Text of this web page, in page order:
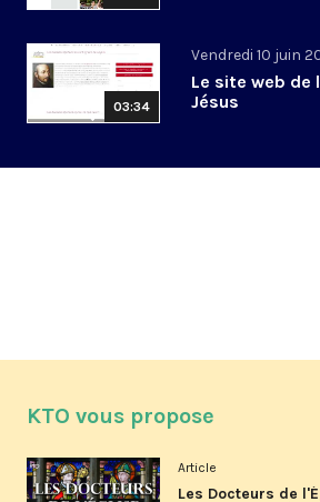
03:34
Vendredi 10 juin
Le site web de
Jésus
KTO vous propose
Article
Les Docteurs de